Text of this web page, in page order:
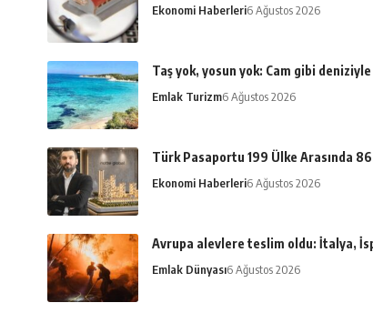
Ekonomi Haberleri6 Ağustos 2026
Taş yok, yosun yok: Cam gibi
Emlak Turizm6 Ağustos 2026
Türk Pasaportu 199 Ülke Arasında
Ekonomi Haberleri6 Ağustos 2026
Avrupa alevlere teslim oldu: İtalya,
Emlak Dünyası6 Ağustos 2026